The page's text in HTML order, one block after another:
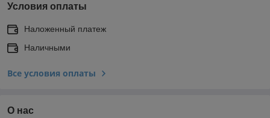
Условия оплаты
Наложенный платеж
Наличными
Все условия оплаты
О нас